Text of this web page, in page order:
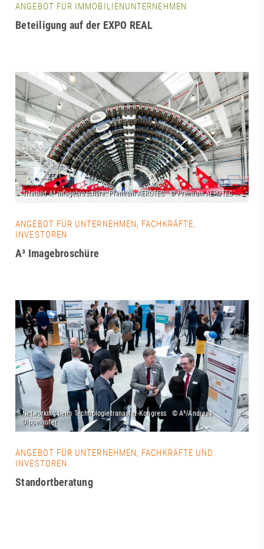
ANGEBOT FÜR IMMOBILIENUNTERNEHMEN
Beteiligung auf der EXPO REAL
ANGEBOT FÜR UNTERNEHMEN, FACHKRÄFTE,
INVESTOREN
A³ Imagebroschüre
ANGEBOT FÜR UNTERNEHMEN, FACHKRÄFTE UND
INVESTOREN
Standortberatung